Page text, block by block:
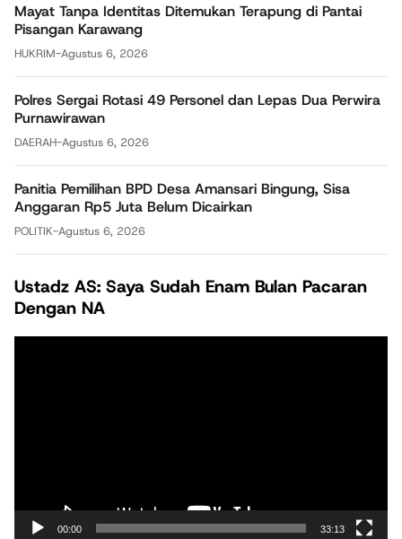
Mayat Tanpa Identitas Ditemukan Terapung di Pantai
Pisangan Karawang
HUKRIM-Agustus 6, 2026
Polres Sergai Rotasi 49 Personel dan Lepas Dua Perwira
Purnawirawan
DAERAH-Agustus 6, 2026
Panitia Pemilihan BPD Desa Amansari Bingung, Sisa
Anggaran Rp5 Juta Belum Dicairkan
POLITIK-Agustus 6, 2026
Ustadz AS: Saya Sudah Enam Bulan Pacaran
Dengan NA
00:00 33:13